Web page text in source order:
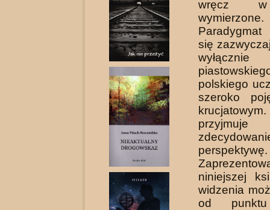
wręcz
wymierzone.
się
wyłącznie
polskiego
szeroko
perspektywę.
niniejszej
widzenia
od